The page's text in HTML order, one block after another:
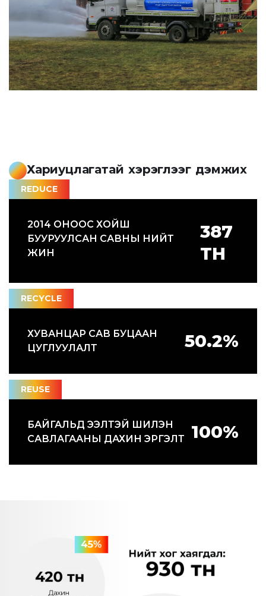
Хариуцлагатай хэрэглээг дэмжих
2014 ОНООС ХОЙШ
БУУРУУЛСАН САВНЫ НИЙТ
ЖИН
ХУВАНЦАР САВ БУЦААН
ЦУГЛУУЛАЛТ
БАЙГАЛЬД ЭЭЛТЭЙ ШИЛЭН
САВЛАГААНЫ ДАХИН ЭРГЭЛТ